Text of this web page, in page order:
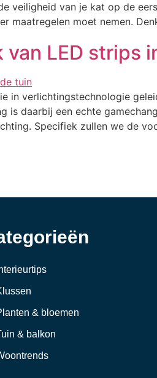
veiligheid van je kat op de
maatregelen moet nemen.
LED strips
in verlichtingstechnologie
is daarbij een echte
Specifiek zullen we de
& bloemen
& balkon